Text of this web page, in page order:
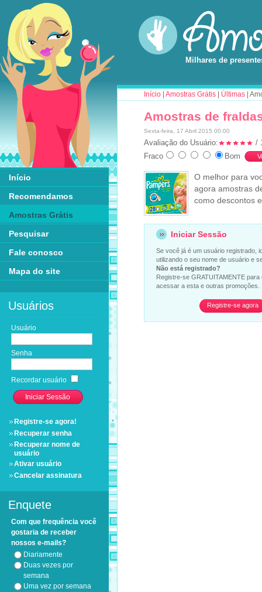
Milhares de
Início| Amostras Grátis| Últimas|
Amostras de
Sexta-feira, 17 Abril 2015 00:00
Avaliação do Usuário:
/
Fraco
Bom
O melhor para
agora amostras
como descontos
Iniciar Sessão
Se você já é um usuário registrado,
utilizando o seu nome de usuário e
Não está registrado?
Registre-se GRATUITAMENTE para
acessar a esta e outras promoções.
Registre-se agora
Início
Recomendamos
Amostras Grátis
Pesquisar
Fale conosco
Mapa do site
Usuários
Usuário
Senha
Recordar usuário
Registre-se agora!
Recuperar senha
Recuperar nome de
usuário
Ativar usuário
Cancelar assinatura
Enquete
Com que frequência você
gostaria de receber
nossos e-mails?
Diariamente
Duas vezes por
semana
Uma vez por semana